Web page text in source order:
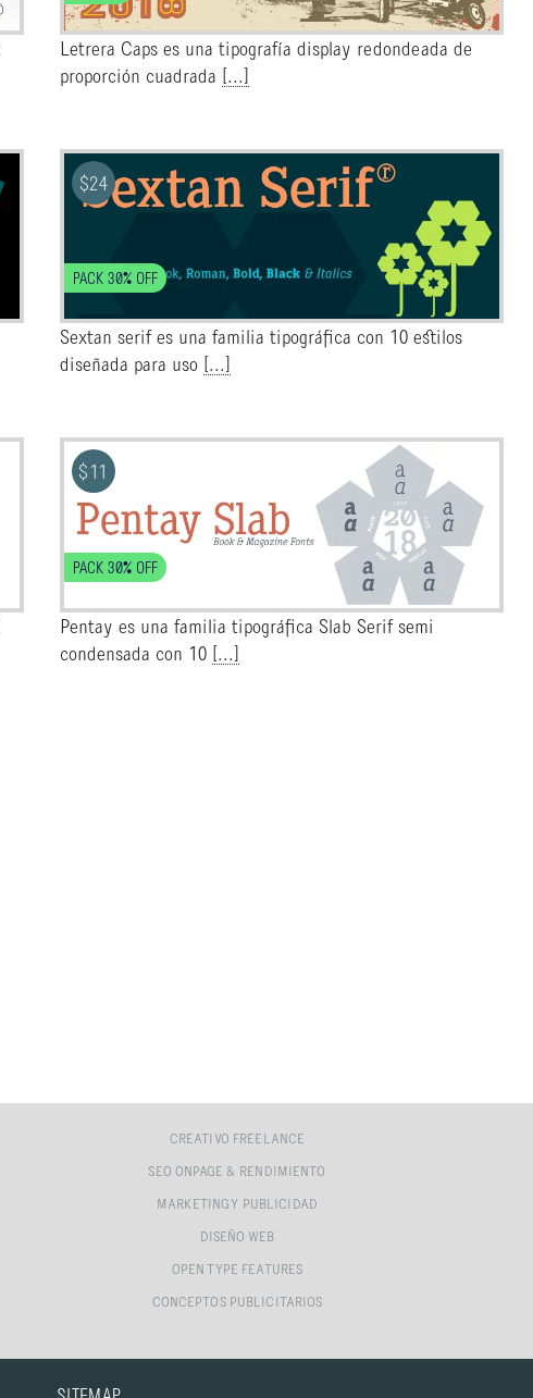
Letrera Caps es una tipografía display redondeada de
proporción cuadrada
[...]
$24
PACK 30% OFF
Sextan serif es una familia tipográfica con 10 estilos
diseñada para uso
[...]
$11
PACK 30% OFF
Pentay es una familia tipográfica Slab Serif semi
condensada con 10
[...]
CREATIVO FREELANCE
SEO ONPAGE & RENDIMIENTO
MARKETING Y PUBLICIDAD
DISEÑO WEB
OPEN TYPE FEATURES
CONCEPTOS PUBLICITARIOS